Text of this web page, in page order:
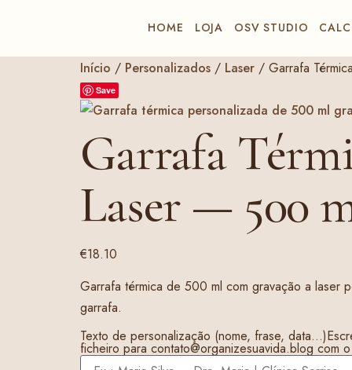
HOME LOJA OSV STUDIO
Início / Personalizados / Laser / Garrafa
Save
Garrafa
Laser — 500
€18.10
Garrafa térmica de 500 ml com gravação a laser
garrafa.
Texto de personalização (nome, frase, data…)
ficheiro para contato@organizesuavida.blog com